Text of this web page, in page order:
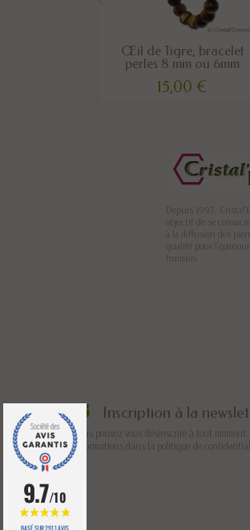
Œil de Tigre, bracelet
perles 8 mm ou 6mm
15,00 €
Depuis 1993,
objectif de se
à la diffusion des
qualité pour
humain.
Inscription à la
Vous pouvez vous désinscrire à tout
informations dans la politique de
9.7/10